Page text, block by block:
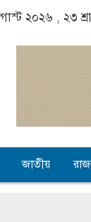
২০২৬ , ২৩
জাতীয়